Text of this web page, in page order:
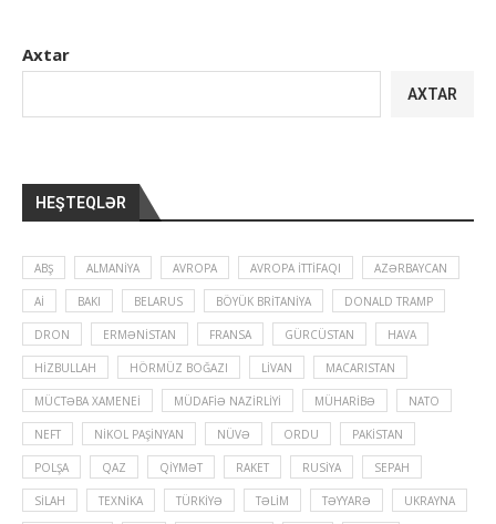
Axtar
AXTAR
HEŞTEQLƏR
ABŞ ALMANIYA AVROPA AVROPA İTTIFAQI AZƏRBAYCAN
Aİ BAKI BELARUS BÖYÜK BRITANIYA DONALD TRAMP
DRON ERMƏNISTAN FRANSA GÜRCÜSTAN HAVA
HIZBULLAH HÖRMÜZ BOĞAZI LIVAN MACARISTAN
MÜCTƏBA XAMENEI MÜDAFIƏ NAZIRLIYI MÜHARIBƏ NATO
NEFT NIKOL PAŞINYAN NÜVƏ ORDU PAKISTAN
POLŞA QAZ QIYMƏT RAKET RUSIYA SEPAH
SILAH TEXNIKA TÜRKIYƏ TƏLIM TƏYYARƏ UKRAYNA